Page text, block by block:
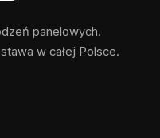
panelowych.
w całej Polsce.